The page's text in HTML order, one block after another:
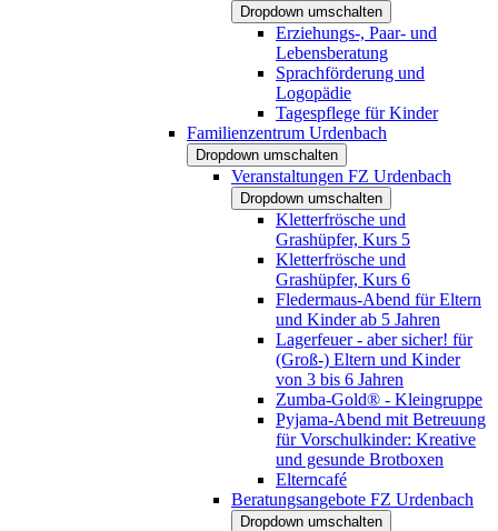
Dropdown umschalten
Erziehungs-, Paar- und
Lebensberatung
Sprachförderung und
Logopädie
Tagespflege für Kinder
Familienzentrum Urdenbach
Dropdown umschalten
Veranstaltungen FZ Urdenbach
Dropdown umschalten
Kletterfrösche und
Grashüpfer, Kurs 5
Kletterfrösche und
Grashüpfer, Kurs 6
Fledermaus-Abend für Eltern
und Kinder ab 5 Jahren
Lagerfeuer - aber sicher! für
(Groß-) Eltern und Kinder
von 3 bis 6 Jahren
Zumba-Gold® - Kleingruppe
Pyjama-Abend mit Betreuung
für Vorschulkinder: Kreative
und gesunde Brotboxen
Elterncafé
Beratungsangebote FZ Urdenbach
Dropdown umschalten